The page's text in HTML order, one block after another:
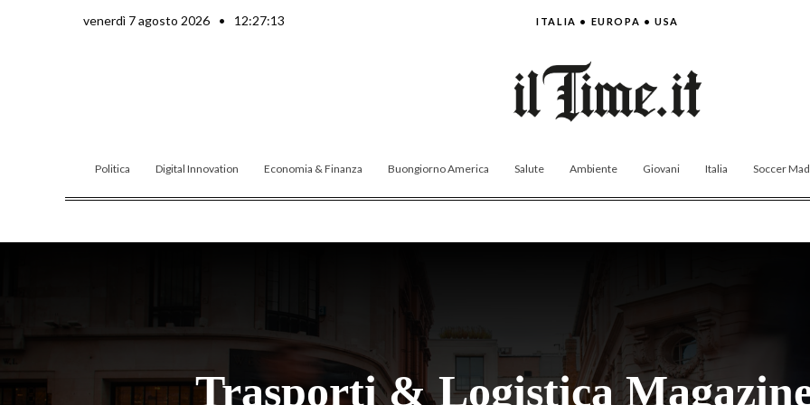
venerdì 7 agosto 2026 • 12:27:14 ITALIA • EUROPA • USA
Politica Digital Innovation Economia & Finanza Buongiorno America Salute Ambiente Giovani Italia Soccer
Trasporti & Logistica